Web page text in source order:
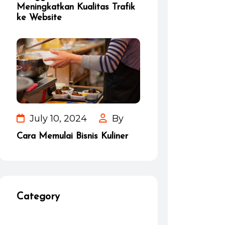
Meningkatkan Kualitas Trafik
ke Website
July 10, 2024 By
Cara Memulai Bisnis Kuliner
Category